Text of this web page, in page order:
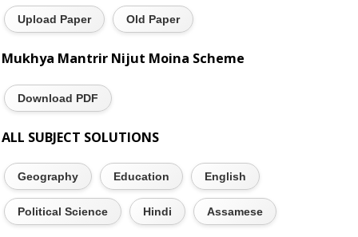
Upload Paper Old Paper
Mukhya Mantrir Nijut Moina Scheme
Download PDF
ALL SUBJECT SOLUTIONS
Geography Education English
Political Science Hindi Assamese